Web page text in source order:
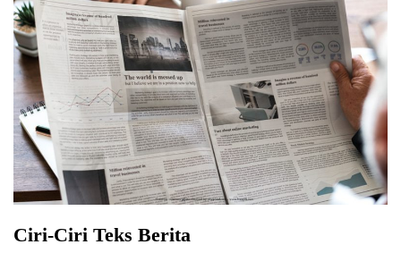
Ciri-Ciri Teks Berita